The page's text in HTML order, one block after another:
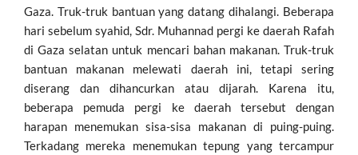
Gaza. Truk-truk bantuan yang datang dihalangi. Beberapa
hari sebelum syahid, Sdr. Muhannad pergi ke daerah Rafah
di Gaza selatan untuk mencari bahan makanan. Truk-truk
bantuan makanan melewati daerah ini, tetapi sering
diserang dan dihancurkan atau dijarah. Karena itu,
beberapa pemuda pergi ke daerah tersebut dengan
harapan menemukan sisa-sisa makanan di puing-puing.
Terkadang mereka menemukan tepung yang tercampur